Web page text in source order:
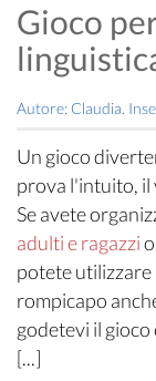
Gioco
Autore: Claudia.
Un gioco
prova l'intuito, il
Se avete
adulti e ragazzi
potete utilizzare
rompicapo
godetevi il
[...]